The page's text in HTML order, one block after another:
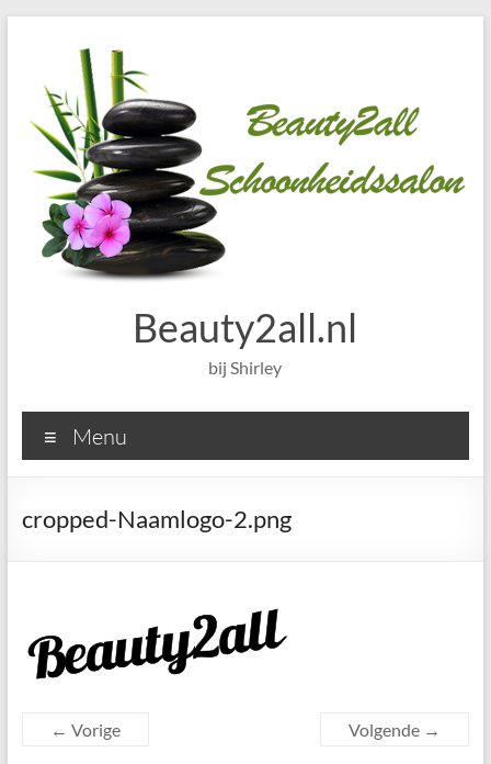
inhoud
Beauty2all.nl
bij Shirley
Menu
cropped-Naamlogo-2.png
← Vorige Volgende →